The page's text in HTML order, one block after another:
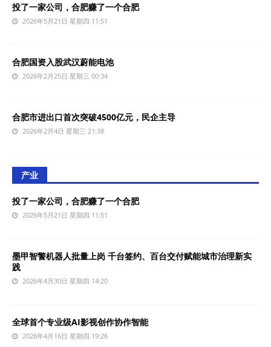
投了一家公司，合肥赚了一个合肥
2026年5月21日 星期四 11:51
合肥国资入股武汉蔚能电池
2026年2月25日 星期三 00:34
合肥市进出口首次突破4500亿元，民企主导‌
2026年2月4日 星期三 21:38
产业
投了一家公司，合肥赚了一个合肥
2026年5月21日 星期四 11:51
墨甲智警机器人批量上岗 千台签约、百台交付赋能城市治理新实
践
2026年4月30日 星期四 14:20
全球首个专业级AI影视创作协作智能
2026年4月16日 星期四 19:26